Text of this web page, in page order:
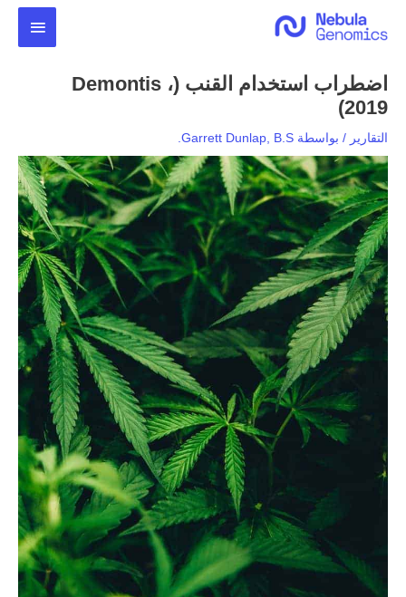
المحتوى
اضطراب استخدام القنب (Demontis ،
2019)
التقارير / بواسطة Garrett Dunlap, B.S.